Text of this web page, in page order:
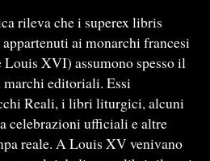
rileva che i superex libris
ai monarchi francesi
XVI) assumono spesso il
editoriali. Essi
Reali, i libri liturgici, alcuni
celebrazioni ufficiali e altre
reale. A Louis XV venivano